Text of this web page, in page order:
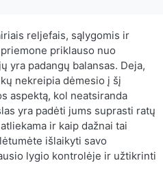
reljefais, sąlygomis ir
priklauso nuo
yra padangų balansas. Deja,
nekreipia dėmesio į šį
aspektą, kol neatsiranda
yra padėti jums suprasti ratų
ir kaip dažnai tai
išlaikyti savo
lygio kontrolėje ir užtikrinti